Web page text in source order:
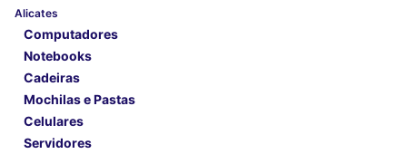
Alicates
Computadores
Notebooks
Cadeiras
Mochilas e Pastas
Celulares
Servidores